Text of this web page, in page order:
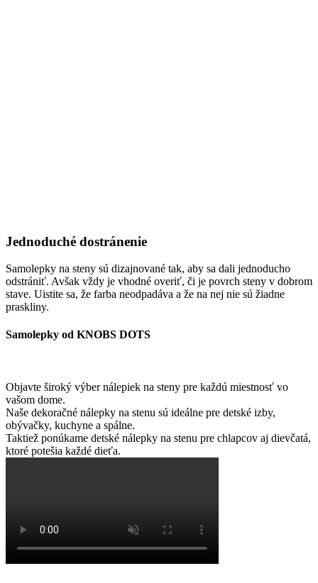
Jednoduché dostránenie
Samolepky na steny sú dizajnované tak, aby sa dali jednoducho
odstrániť. Avšak vždy je vhodné overiť, či je povrch steny v dobrom
stave. Uistite sa, že farba neodpadáva a že na nej nie sú žiadne
praskliny.
Samolepky od KNOBS DOTS
Objavte široký výber nálepiek na steny pre každú miestnosť vo
vašom dome.
Naše dekoračné nálepky na stenu sú ideálne pre detské izby,
obývačky, kuchyne a spálne.
Taktiež ponúkame detské nálepky na stenu pre chlapcov aj dievčatá,
ktoré potešia každé dieťa.